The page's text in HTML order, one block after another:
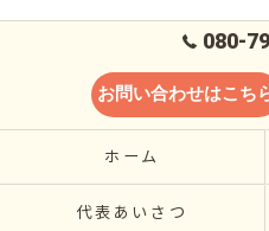
080-
お問い合わせはこち
ホーム
代表あいさつ